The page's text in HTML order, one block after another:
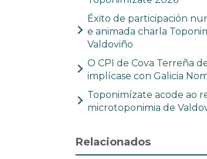
Éxito de participación
e animada charla
Valdoviño
O CPI de Cova Terreña
implícase con Galicia
Toponimízate acode ao
microtoponimia de
Relacionados